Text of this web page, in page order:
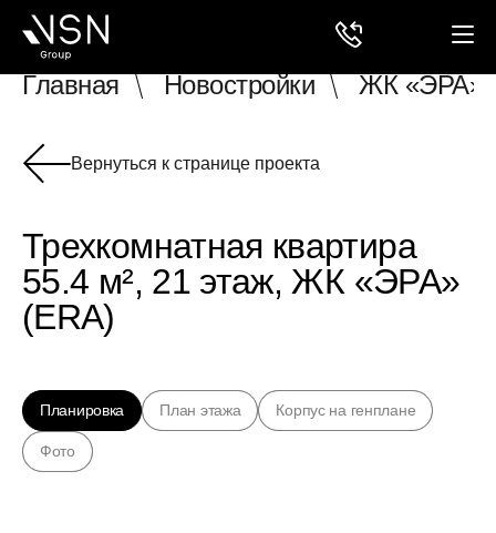
Главная Новостройки ЖК «ЭРА»
Вернуться к странице проекта
Трехкомнатная квартира
55.4 м², 21 этаж, ЖК «ЭРА»
(ERA)
Планировка План этажа Корпус на генплане
Фото